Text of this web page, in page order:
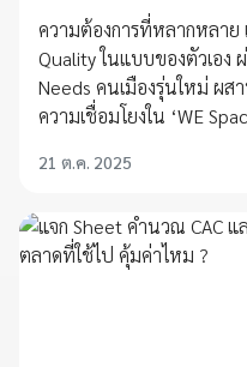
ความต้องการที่หลากหลา
Quality ในแบบของตัวเอง
Needs คนเมืองรุ่นใหม่ ผส
ความเชื่อมโยงใน ‘WE
21 ต.ค. 2025